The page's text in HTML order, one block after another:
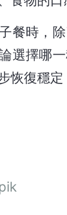
餐時，
選擇哪
恢復穩定